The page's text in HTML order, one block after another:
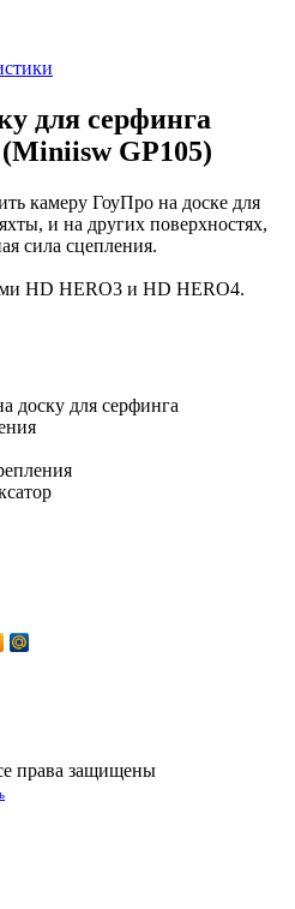
для серфинга
GP105)
камеру ГоуПро на доске для
и на других поверхностях,
сила сцепления.
HD HERO3 и HD HERO4.
доску для серфинга
права защищены